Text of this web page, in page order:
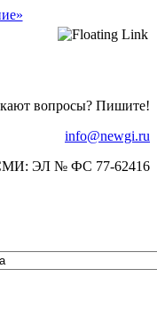
вопросы? Пишите!
info@newgi.ru
СМИ: ЭЛ № ФС 77-62416